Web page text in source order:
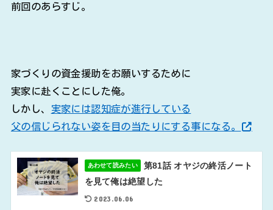
前回のあらすじ。
家づくりの資金援助をお願いするために
実家に赴くことにした俺。
しかし、 実家には認知症が進行している
父の信じられない姿を目の当たりにする事になる。
あわせて読みたい
第81話 オヤジの終活ノート
を見て俺は絶望した
2023.06.06